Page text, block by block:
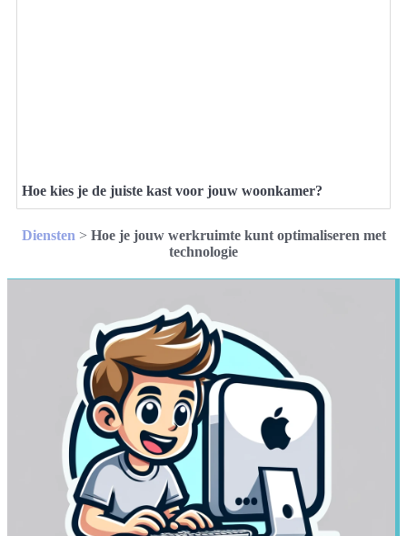
Hoe kies je de juiste kast voor jouw woonkamer?
Diensten > Hoe je jouw werkruimte kunt optimaliseren met
technologie